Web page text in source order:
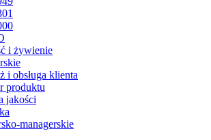
i żywienie
i obsługa klienta
produktu
jakości
managerskie